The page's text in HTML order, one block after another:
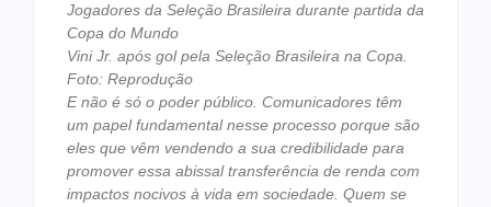
Jogadores da Seleção Brasileira durante partida da
Copa do Mundo
Vini Jr. após gol pela Seleção Brasileira na Copa.
Foto: Reprodução
E não é só o poder público. Comunicadores têm
um papel fundamental nesse processo porque são
eles que vêm vendendo a sua credibilidade para
promover essa abissal transferência de renda com
impactos nocivos à vida em sociedade. Quem se